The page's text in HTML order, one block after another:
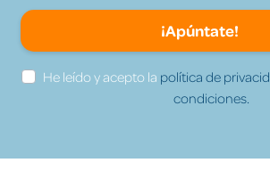
¡Apúntate!
He leído y acepto la política de
condiciones.